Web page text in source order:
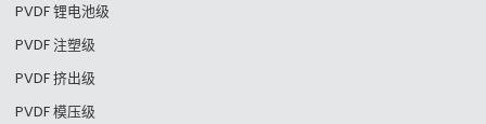
PVDF 锂电池级
PVDF 注塑级
PVDF 挤出级
PVDF 模压级